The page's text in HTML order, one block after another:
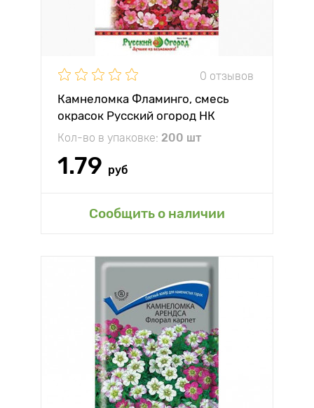
0 отзывов
Камнеломка Фламинго, смесь
окрасок Русский огород НК
Кол-во в упаковке: 200 шт
1.79 руб
Сообщить о наличии